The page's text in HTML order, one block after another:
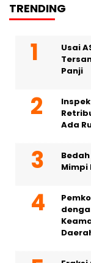
TRENDING
Usai
Panji
Ada
Mimpi